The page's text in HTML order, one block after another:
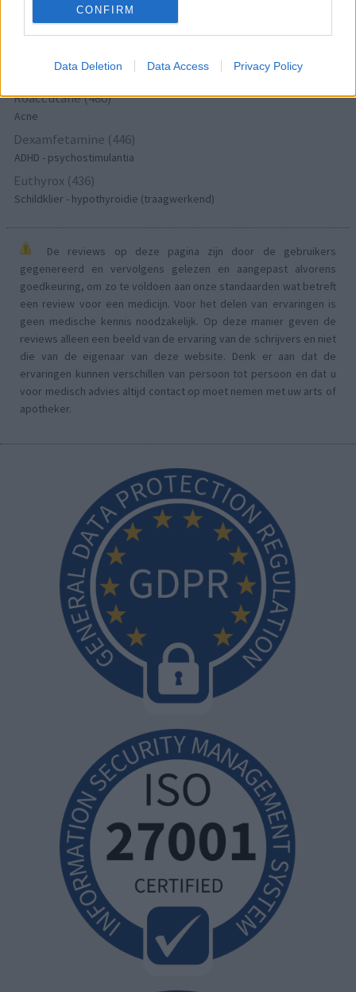
CONFIRM
Data Deletion Data Access Privacy Policy
Amlodipine (493)
Bloeddruk - calciumantagonisten
Amoxicilline / Clavulaanzuur (486)
Antibiotica - penicillines breedspectrum
Roaccutane (480)
Acne
Dexamfetamine (446)
ADHD - psychostimulantia
Euthyrox (436)
Schildklier - hypothyroidie (traagwerkend)
De reviews op deze pagina zijn door de gebruikers
gegenereerd en vervolgens gelezen en aangepast alvorens
goedkeuring, om zo te voldoen aan onze standaarden wat betreft
een review voor een medicijn. Voor het delen van ervaringen is
geen medische kennis noodzakelijk. Op deze manier geven de
reviews alleen een beeld van de ervaring van de schrijvers en niet
die van de eigenaar van deze website. Denk er aan dat de
ervaringen kunnen verschillen van persoon tot persoon en dat u
voor medisch advies altijd contact op moet nemen met uw arts of
apotheker.